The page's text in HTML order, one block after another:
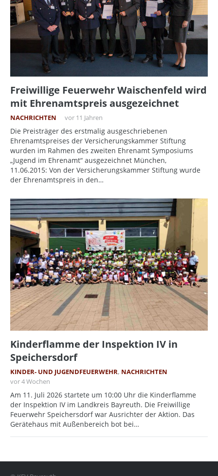
Freiwillige Feuerwehr Waischenfeld wird
mit Ehrenamtspreis ausgezeichnet
NACHRICHTEN vor 11 Jahren
Die Preisträger des erstmalig ausgeschriebenen
Ehrenamtspreises der Versicherungskammer Stiftung
wurden im Rahmen des zweiten Ehrenamt Symposiums
„Jugend im Ehrenamt“ ausgezeichnet München,
11.06.2015: Von der Versicherungskammer Stiftung wurde
der Ehrenamtspreis in den…
Kinderflamme der Inspektion IV in
Speichersdorf
KINDER- UND JUGENDFEUERWEHR, NACHRICHTEN
vor 4 Wochen
Am 11. Juli 2026 startete um 10:00 Uhr die Kinderflamme
der Inspektion IV im Landkreis Bayreuth. Die Freiwillige
Feuerwehr Speichersdorf war Ausrichter der Aktion. Das
Gerätehaus mit Außenbereich bot bei…